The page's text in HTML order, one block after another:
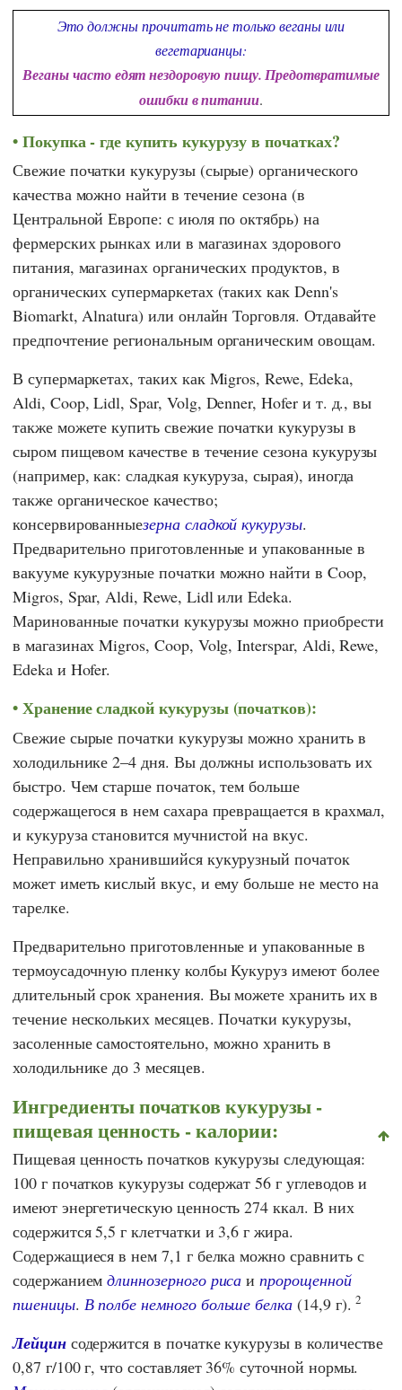
Это должны прочитать не только веганы или
вегетарианцы:
Веганы часто едят нездоровую пищу. Предотвратимые
ошибки в питании.
Покупка - где купить кукурузу в початках?
Свежие початки кукурузы (сырые) органического
качества можно найти в течение сезона (в
Центральной Европе: с июля по октябрь) на
фермерских рынках или в магазинах здорового
питания, магазинах органических продуктов, в
органических супермаркетах (таких как Denn's
Biomarkt,Alnatura) или онлайн Торговля. Отдавайте
предпочтение региональным органическим овощам.
В супермаркетах, таких как Migros,Rewe, Edeka,
Aldi, Coop,Lidl,Spar, Volg, Denner,Hoferи т. д., вы
также можете купить свежие початки кукурузы в
сыром пищевом качестве в течение сезона кукурузы
(например, как: сладкая кукуруза, сырая), иногда
также органическое качество;
консервированныезерна сладкой кукурузы.
Предварительно приготовленные и упакованные в
вакууме кукурузные початки можно найти в Coop,
Migros, Spar,Aldi, Rewe, LidlилиEdeka.
Маринованные початки кукурузы можно приобрести
в магазинах Migros, Coop, Volg,Interspar, Aldi,Rewe,
Edekaи Hofer.
Хранение сладкой кукурузы (початков):
Свежие сырые початки кукурузы можно хранить в
холодильнике 2–4 дня. Вы должны использовать их
быстро. Чем старше початок, тем больше
содержащегося в нем сахара превращается в крахмал,
и кукуруза становится мучнистой на вкус.
Неправильно хранившийся кукурузный початок
может иметь кислый вкус, и ему больше не место на
тарелке.
Предварительно приготовленные и упакованные в
термоусадочную пленку колбы Кукуруз имеют более
длительный срок хранения. Вы можете хранить их в
течение нескольких месяцев. Початки кукурузы,
засоленные самостоятельно, можно хранить в
холодильнике до 3 месяцев.
Ингредиенты початков кукурузы -
пищевая ценность - калории:
Пищевая ценность початков кукурузы следующая:
100 г початков кукурузы содержат 56 г углеводов и
имеют энергетическую ценность 274 ккал. В них
содержится 5,5 г клетчатки и 3,6 г жира.
Содержащиеся в нем 7,1 г белка можно сравнить с
содержаниемдлиннозерного риса ипророщенной
пшеницы. В полбе немного больше белка (14,9 г).2
Лейцинсодержится в початке кукурузы в количестве
0,87 г/100 г, что составляет 36% суточной нормы.